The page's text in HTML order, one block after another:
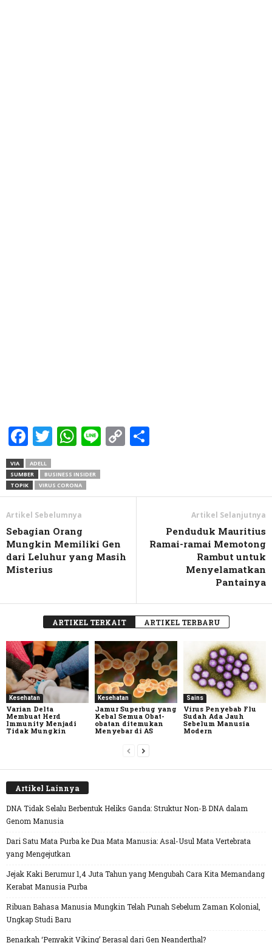
Facebook
Twitter
WhatsApp
LineCopy
VIA
ADELL
SUMBER
BUSINESS INSIDER
TOPIK
VIRUS CORONA
Artikel Sebelumnya
Sebagian Orang
Mungkin Memiliki Gen
dari Leluhur yang Masih
Misterius
Artikel Selanjutnya
Penduduk Mauritius
Ramai-ramai Memotong
Rambut untuk
Menyelamatkan
Pantainya
ARTIKEL TERKAIT ARTIKEL TERBARU
Kesehatan
Varian Delta
Membuat Herd
Immunity Menjadi
Tidak Mungkin
Kesehatan
Jamur Superbug yang
Kebal Semua Obat-
obatan ditemukan
Menyebar di AS
Sains
Virus Penyebab Flu
Sudah Ada Jauh
Sebelum Manusia
Modern
Artikel Lainnya
DNA Tidak Selalu Berbentuk Heliks Ganda: Struktur Non-B DNA dalam
Genom Manusia
Dari Satu Mata Purba ke Dua Mata Manusia: Asal-Usul Mata Vertebrata
yang Mengejutkan
Jejak Kaki Berumur 1,4 Juta Tahun yang Mengubah Cara Kita Memandang
Kerabat Manusia Purba
Ribuan Bahasa Manusia Mungkin Telah Punah Sebelum Zaman Kolonial,
Ungkap Studi Baru
Benarkah ‘Penyakit Viking’ Berasal dari Gen Neanderthal?